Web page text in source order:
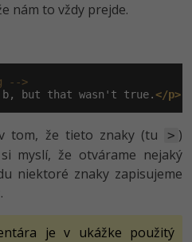
nám to vždy prejde.
-->
b, but that wasn't true.</p>
tom, že tieto znaky (tu > )
myslí, že otvárame nejaký
niektoré znaky zapisujeme
.
je v ukážke použitý